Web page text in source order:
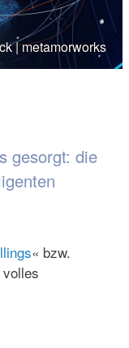
| metamorworks
gesorgt: die
« bzw.